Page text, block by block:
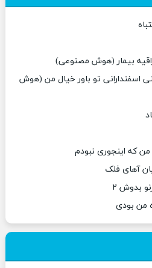
بیمار (هوش مصنوعی)
اسفندارانی تو باور خیال من (هوش
من که اینجوری نبودم
آهای فلک
بدوش ۲
من بودی